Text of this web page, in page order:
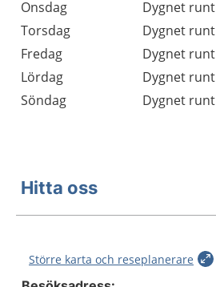
Onsdag
Dygnet runt
Torsdag
Dygnet runt
Fredag
Dygnet runt
Lördag
Dygnet runt
Söndag
Dygnet runt
Hitta oss
Större karta och reseplanerare